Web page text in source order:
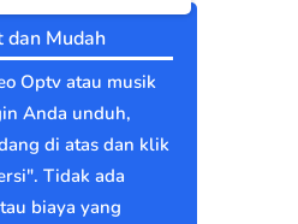
dan Mudah
Optv atau musik
Anda unduh,
di atas dan klik
Tidak ada
biaya yang